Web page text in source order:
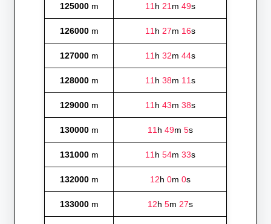
125000m 11h 21m 49s
126000m 11h 27m 16s
127000m 11h 32m 44s
128000m 11h 38m 11s
129000m 11h 43m 38s
130000m 11h 49m 5s
131000m 11h 54m 33s
132000m 12h 0m 0s
133000m 12h 5m 27s